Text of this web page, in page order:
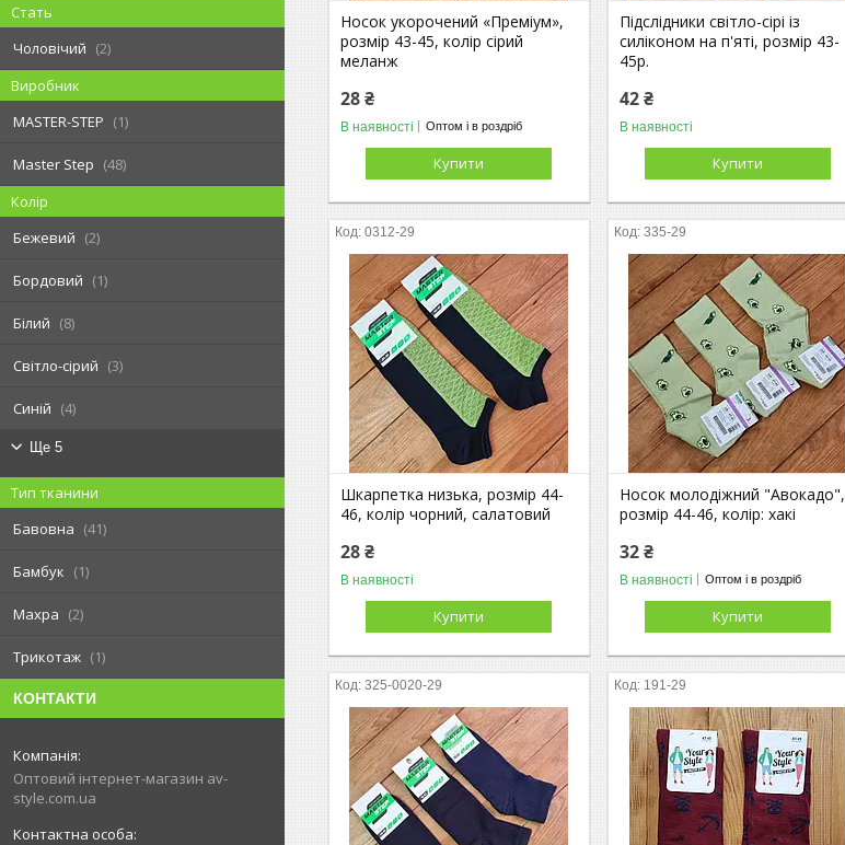
Стать
Чоловічий
2
Виробник
MASTER-STEP
1
Master Step
48
Колір
Бежевий
2
Бордовий 1
Білий 8
Світло-сірий 3
Синій 4
Ще 5
Тип тканини
Бавовна
41
Бамбук 1
Махра 2
Трикотаж 1
КОНТАКТИ
Оптовий інтернет-магазин av-
style.com.ua
Носок укорочений «Преміум»,
розмір 43-45, колір сірий
меланж
28 ₴
В наявності Оптом і в роздріб
Купити
Підслідники світло-сірі із
силіконом на п'яті, розмір 43-
45р.
42 ₴
В наявності
Купити
0312-29
Шкарпетка низька, розмір 44-
46, колір чорний, салатовий
28 ₴
В наявності
Купити
335-29
Носок молодіжний "Авокадо",
розмір 44-46, колір: хакі
32 ₴
В наявності Оптом і в роздріб
Купити
325-0020-29 191-29